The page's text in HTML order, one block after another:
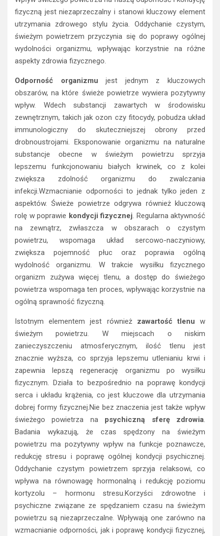
fizyczną jest niezaprzeczalny i stanowi kluczowy element
utrzymania zdrowego stylu życia. Oddychanie czystym,
świeżym powietrzem przyczynia się do poprawy ogólnej
wydolności organizmu, wpływając korzystnie na różne
aspekty zdrowia fizycznego.
Odporność organizmu jest jednym z kluczowych
obszarów, na które świeże powietrze wywiera pozytywny
wpływ. Wdech substancji zawartych w środowisku
zewnętrznym, takich jak ozon czy fitocydy, pobudza układ
immunologiczny do skuteczniejszej obrony przed
drobnoustrojami. Eksponowanie organizmu na naturalne
substancje obecne w świeżym powietrzu sprzyja
lepszemu funkcjonowaniu białych krwinek, co z kolei
zwiększa zdolność organizmu do zwalczania
infekcji.Wzmacnianie odporności to jednak tylko jeden z
aspektów. Świeże powietrze odgrywa również kluczową
rolę w poprawie kondycji fizycznej . Regularna aktywność
na zewnątrz, zwłaszcza w obszarach o czystym
powietrzu, wspomaga układ sercowo-naczyniowy,
zwiększa pojemność płuc oraz poprawia ogólną
wydolność organizmu. W trakcie wysiłku fizycznego
organizm zużywa więcej tlenu, a dostęp do świeżego
powietrza wspomaga ten proces, wpływając korzystnie na
ogólną sprawność fizyczną.
Istotnym elementem jest również zawartość tlenu w
świeżym powietrzu. W miejscach o niskim
zanieczyszczeniu atmosferycznym, ilość tlenu jest
znacznie wyższa, co sprzyja lepszemu utlenianiu krwi i
zapewnia lepszą regenerację organizmu po wysiłku
fizycznym. Działa to bezpośrednio na poprawę kondycji
serca i układu krążenia, co jest kluczowe dla utrzymania
dobrej formy fizycznej.Nie bez znaczenia jest także wpływ
świeżego powietrza na psychiczną sferę zdrowia
Badania wykazują, że czas spędzony na świeżym
powietrzu ma pozytywny wpływ na funkcje poznawcze,
redukcję stresu i poprawę ogólnej kondycji psychicznej.
Oddychanie czystym powietrzem sprzyja relaksowi, co
wpływa na równowagę hormonalną i redukcję poziomu
kortyzolu – hormonu stresu.Korzyści zdrowotne i
psychiczne związane ze spędzaniem czasu na świeżym
powietrzu są niezaprzeczalne. Wpływają one zarówno na
wzmacnianie odporności, jak i poprawę kondycji fizycznej,